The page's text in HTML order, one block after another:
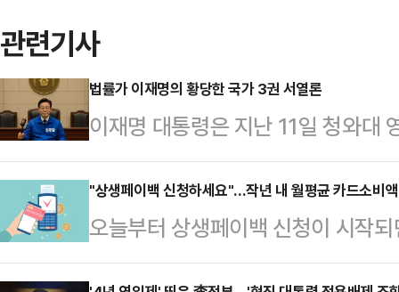
관련기사
법률가 이재명의 황당한 국가 3권 서열론
이재명 대통령은 지난 11일 청와대
졌다. 가장 인상적이었던 장면은 이
란에 대한 그의 반응이었다.“사법
양심에 따라서 판단하는 거예요.
가 정하는 법은 절대 불가침의 영역
"상생페이백 신청하세요"...작년 내 월평균 카드소비
오늘부터 상생페이백 신청이 시작
을 확인하는 방법에 관심이 쏠리고